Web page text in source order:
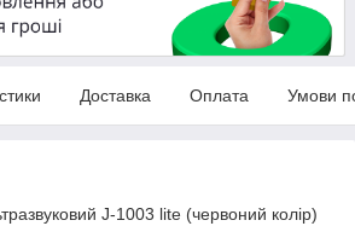
Доставка Оплата Умови
J-1003 lite (червоний колір)